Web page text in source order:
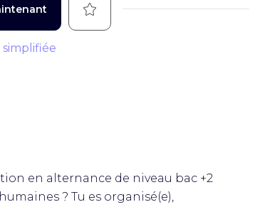
Sauvegarder
en alternance de niveau bac +2
? Tu es organisé(e),